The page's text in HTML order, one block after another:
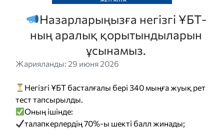
Назарларыңызға негізгі ҰБТ-
ның аралық қорытындыларын
ұсынамыз.
Жарияланды: 29 июня 2026
Негізгі ҰБТ басталғалы бері 340 мыңға жуық рет
тест тапсырылды.
Оның ішінде:
талапкерлердің 70%-ы шекті балл жинады;